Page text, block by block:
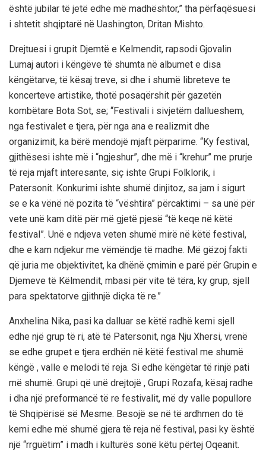
është jubilar të jetë edhe më madhështor,” tha përfaqësuesi
i shtetit shqiptarë në Uashington, Dritan Mishto.
Drejtuesi i grupit Djemtë e Kelmendit, rapsodi Gjovalin
Lumaj autori i këngëve të shumta në albumet e disa
këngëtarve, të kësaj treve, si dhe i shumë libreteve te
koncerteve artistike, thotë posaqërshit për gazetën
kombëtare Bota Sot, se; “Festivali i sivjetëm dallueshem,
nga festivalet e tjera, për nga ana e realizmit dhe
organizimit, ka bërë mendojë mjaft përparime. “Ky festival,
gjithësesi ishte më i “ngjeshur”, dhe më i “krehur” me prurje
të reja mjaft interesante, siç ishte Grupi Folklorik, i
Patersonit. Konkurimi ishte shumë dinjitoz, sa jam i sigurt
se e ka vënë në pozita të “vështira” përcaktimi – sa unë për
vete unë kam ditë për më gjetë pjesë “të keqe në këtë
festival”. Unë e ndjeva veten shumë mirë në këtë festival,
dhe e kam ndjekur me vëmëndje të madhe. Më gëzoj fakti
që juria me objektivitet, ka dhënë çmimin e parë për Grupin e
Djemeve të Këlmendit, mbasi për vite të tëra, ky grup, sjell
para spektatorve gjithnjë diçka të re.”
Anxhelina Nika, pasi ka dalluar se këtë radhë kemi sjell
edhe një grup të ri, atë të Patersonit, nga Nju Xhersi, vrenë
se edhe grupet e tjera erdhën në këtë festival me shumë
këngë , valle e melodi të reja. Si edhe këngëtar të rinjë pati
më shumë. Grupi që unë drejtojë , Grupi Rozafa, kësaj radhe
i dha një preformancë të re festivalit, më dy valle popullore
të Shqipërisë së Mesme. Besojë se në të ardhmen do të
kemi edhe më shumë gjera të reja në festival, pasi ky është
një “rrguëtim” i madh i kulturës sonë këtu përtej Oqeanit.